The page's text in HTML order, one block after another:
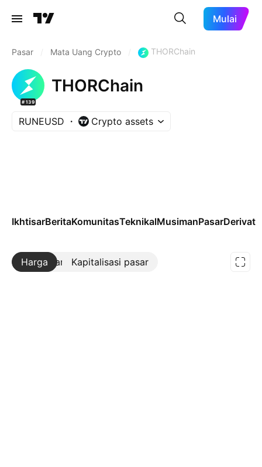
Mulai
Pasar Mata Uang Crypto THORChain
#139
THORChain
RUNEUSD Crypto assets
IkhtisarBeritaKomunitasTeknikalMusimanPasarDerivatif
Harga Kapitalisasi pasar
Lebih lanjut